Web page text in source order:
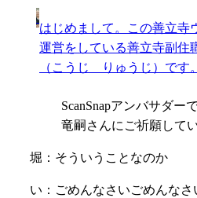
はじめまして。この善立寺
運営をしている善立寺副住
（こうじ りゅうじ）です
ScanSnapアンバサダー
竜嗣さんにご祈願して
堀：そういうことなのか
い： ごめんなさいごめんなさ